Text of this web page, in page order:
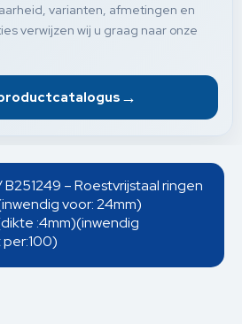
varianten, afmetingen en
verwijzen wij u graag naar onze
→
B251249 – Roestvrijstaal ringen
voor: 24mm)
:4mm)(inwendig